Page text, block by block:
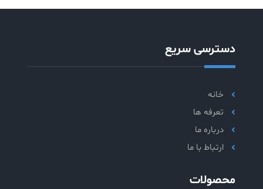
دسترسی سریع
خانه
تعرفه ها
درباره ما
ارتباط با ما
محصولات